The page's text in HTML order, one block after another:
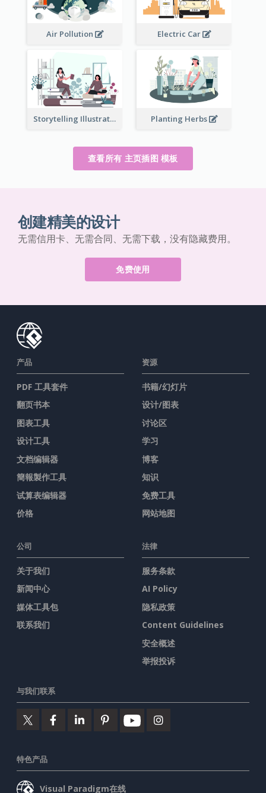
Air Pollution Electric Car
Storytelling Illustration Planting Herbs
查看所有 主页插图 模板
创建精美的设计
无需信用卡、无需合同、无需下载，没有隐藏费用。
免费使用
产品
PDF 工具套件
翻页书本
图表工具
设计工具
文档编辑器
簡報製作工具
试算表编辑器
价格
资源
书籍/幻灯片
设计/图表
讨论区
学习
博客
知识
免费工具
网站地图
公司
关于我们
新闻中心
媒体工具包
联系我们
法律
服务条款
AI Policy
隐私政策
Content Guidelines
安全概述
举报投诉
与我们联系
特色产品
Visual Paradigm在线